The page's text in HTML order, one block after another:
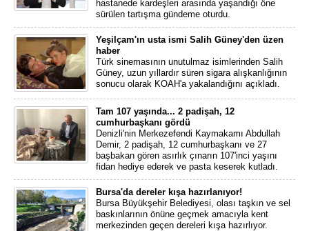
hastanede kardeşleri arasında yaşandığı öne
sürülen tartışma gündeme oturdu.
Yeşilçam'ın usta ismi Salih Güney'den üzen
haber
Türk sinemasının unutulmaz isimlerinden Salih
Güney, uzun yıllardır süren sigara alışkanlığının
sonucu olarak KOAH'a yakalandığını açıkladı.
Tam 107 yaşında... 2 padişah, 12
cumhurbaşkanı gördü
Denizli'nin Merkezefendi Kaymakamı Abdullah
Demir, 2 padişah, 12 cumhurbaşkanı ve 27
başbakan gören asırlık çınarın 107'inci yaşını
fidan hediye ederek ve pasta keserek kutladı.
Bursa'da dereler kışa hazırlanıyor!
Bursa Büyükşehir Belediyesi, olası taşkın ve sel
baskınlarının önüne geçmek amacıyla kent
merkezinden geçen dereleri kışa hazırlıyor.